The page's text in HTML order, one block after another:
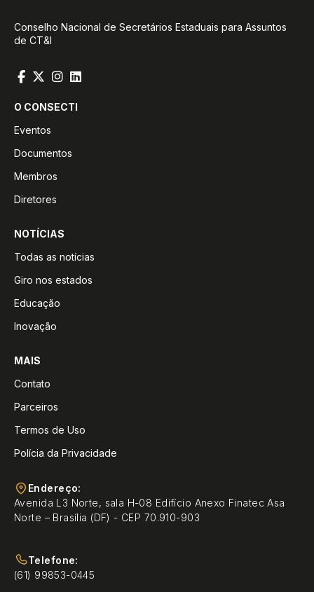
Conselho Nacional de Secretários Estaduais para Assuntos
de CT&I
O CONSECTI
Eventos
Documentos
Membros
Diretores
NOTÍCIAS
Todas as notícias
Giro nos estados
Educação
Inovação
MAIS
Contato
Parceiros
Termos de Uso
Polícia da Privacidade
Endereço:
Avenida L3 Norte, sala H-08 Edifício Anexo Finatec Asa
Norte – Brasília (DF) - CEP 70.910-903
Telefone:
(61) 99853-0445